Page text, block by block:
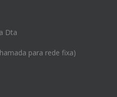
Dta
para rede fixa)